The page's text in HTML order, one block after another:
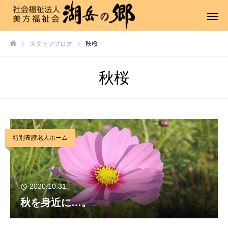
スタッフブログ 秋桜
秋桜
特別養護老人ホーム
2020.10.31
秋を身近に…。